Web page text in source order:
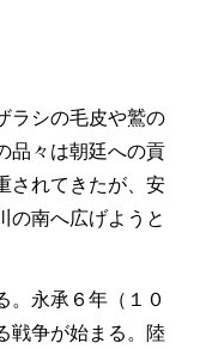
ラシの毛皮や鷲の
品々は朝廷への貢
されてきたが、安
の南へ広げようと
。永承６年（１０
戦争が始まる。陸